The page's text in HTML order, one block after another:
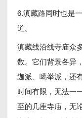
6.滇藏路同时也是
道。
滇藏线沿线寺庙众
数。它们背景各异
迦派、噶举派，还
时间有限，无法一
至的几座寺庙，无